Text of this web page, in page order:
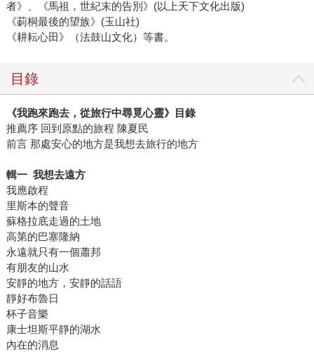
者》、《馬祖，世紀末的告別》(以上天下文化出版)
《莿桐最後的望族》(玉山社)
《耕耘心田》（法鼓山文化）等書。
目錄
《我跑來跑去，從旅行中尋覓心靈》目錄
推薦序 回到原點的旅程 陳夏民
前言 那處安心的地方是我想去旅行的地方
輯一 我想去遠方
我應啟程
里斯本的聲音
蘇格拉底走過的土地
高第的巴塞隆納
永遠就只有一個蕭邦
有朋友的山水
安靜的地方，安靜的話語
靜好布魯日
杯子音樂
康士坦斯平靜的湖水
內在的消息